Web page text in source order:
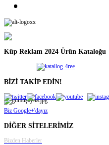
Küp Reklam 2024 Ürün Kataloğu
BİZİ TAKİP EDİN!
Biz Google+'dayız
DİĞER SİTELERİMİZ
Bizden Haberler